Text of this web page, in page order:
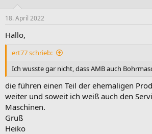
18. April 2022
Hallo,
ert77 schrieb:
Ich wusste gar nicht, dass AMB auch
die führen einen Teil der ehemaligen
weiter und soweit ich weiß auch den
Maschinen.
Gruß
Heiko